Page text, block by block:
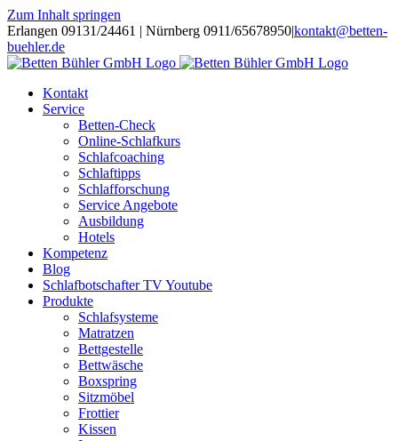
Zum Inhalt springen
Erlangen 09131/24461 | Nürnberg 0911/65678950|kontakt@betten-
buehler.de
Kontakt
Service
Betten-Check
Online-Schlafkurs
Schlafcoaching
Schlaftipps
Schlafforschung
Service Angebote
Ausbildung
Hotels
Kompetenz
Blog
Schlafbotschafter TV Youtube
Produkte
Schlafsysteme
Matratzen
Bettgestelle
Bettwäsche
Boxspring
Sitzmöbel
Frottier
Kissen